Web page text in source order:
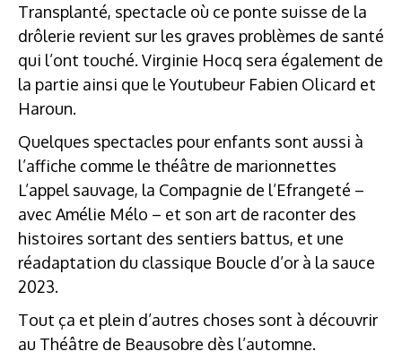
Transplanté, spectacle où ce ponte suisse de la
drôlerie revient sur les graves problèmes de santé
qui l’ont touché. Virginie Hocq sera également de
la partie ainsi que le Youtubeur Fabien Olicard et
Haroun.
Quelques spectacles pour enfants sont aussi à
l’affiche comme le théâtre de marionnettes
L’appel sauvage, la Compagnie de l’Efrangeté –
avec Amélie Mélo – et son art de raconter des
histoires sortant des sentiers battus, et une
réadaptation du classique Boucle d’or à la sauce
2023.
Tout ça et plein d’autres choses sont à découvrir
au Théâtre de Beausobre dès l’automne.